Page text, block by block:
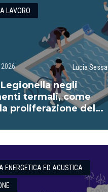
LAVORO
Lucia Sessa
negli
termali, come
proliferazione del
ENERGETICA ED ACUSTICA